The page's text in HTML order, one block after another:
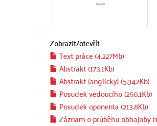
Zobrazit/otevřít
Text práce (4.227Mb)
Abstrakt (173.1Kb)
Abstrakt (anglicky) (5.342Kb)
Posudek vedoucího (250.1Kb)
Posudek oponenta (213.8Kb)
Záznam o průběhu obhajoby